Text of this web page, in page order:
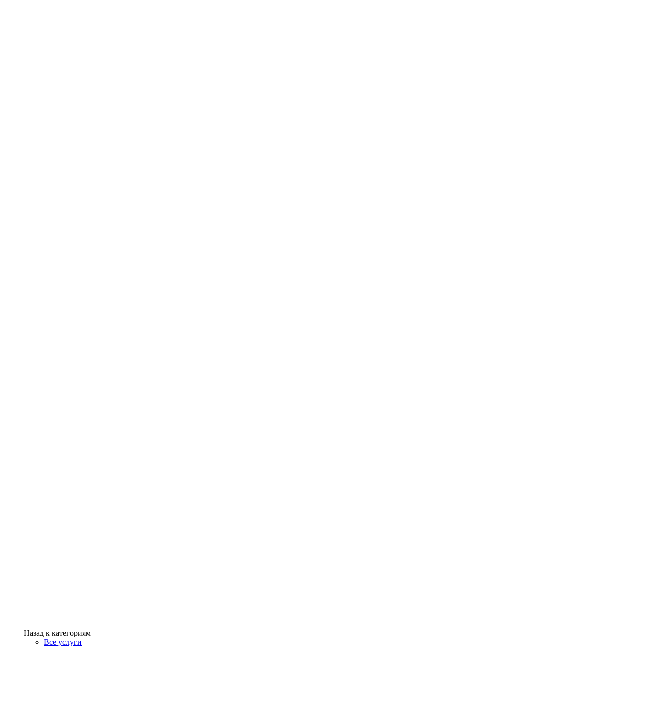
Назад к категориям
Все услуги